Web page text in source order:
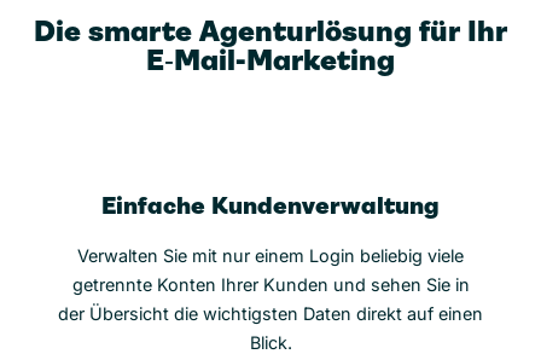
Die smarte Agenturlösung für Ihr
E‑Mail-Marketing
Einfache Kundenverwaltung
Verwalten Sie mit nur einem Login beliebig viele
getrennte Konten Ihrer Kunden und sehen Sie in
der Übersicht die wichtigsten Daten direkt auf einen
Blick.